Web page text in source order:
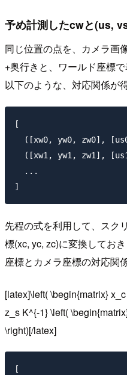
予め計測したcwと(us,
同じ位置の点を、カメラ画
+奥行きと、ワールド座標
以下のような、対応関係が
[
([xw0, yw0, zw0],
([xw1, yw1, zw1],
  ...
先程の式を利用して、スク
標(xc, yc, zc)に変換してお
座標とカメラ座標の対応関
[latex]\left( \begin{matrix}
z_s K^{-1} \left(
\right)[/latex]
[